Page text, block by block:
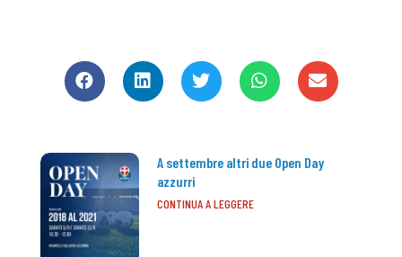
A settembre altri due Open Day
azzurri
CONTINUA A LEGGERE